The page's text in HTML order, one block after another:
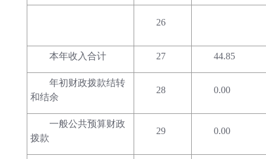
26
本年收入合计 27 44.85
年初财政拨款结转
和结余
28 0.00
一般公共预算财政
拨款
29 0.00